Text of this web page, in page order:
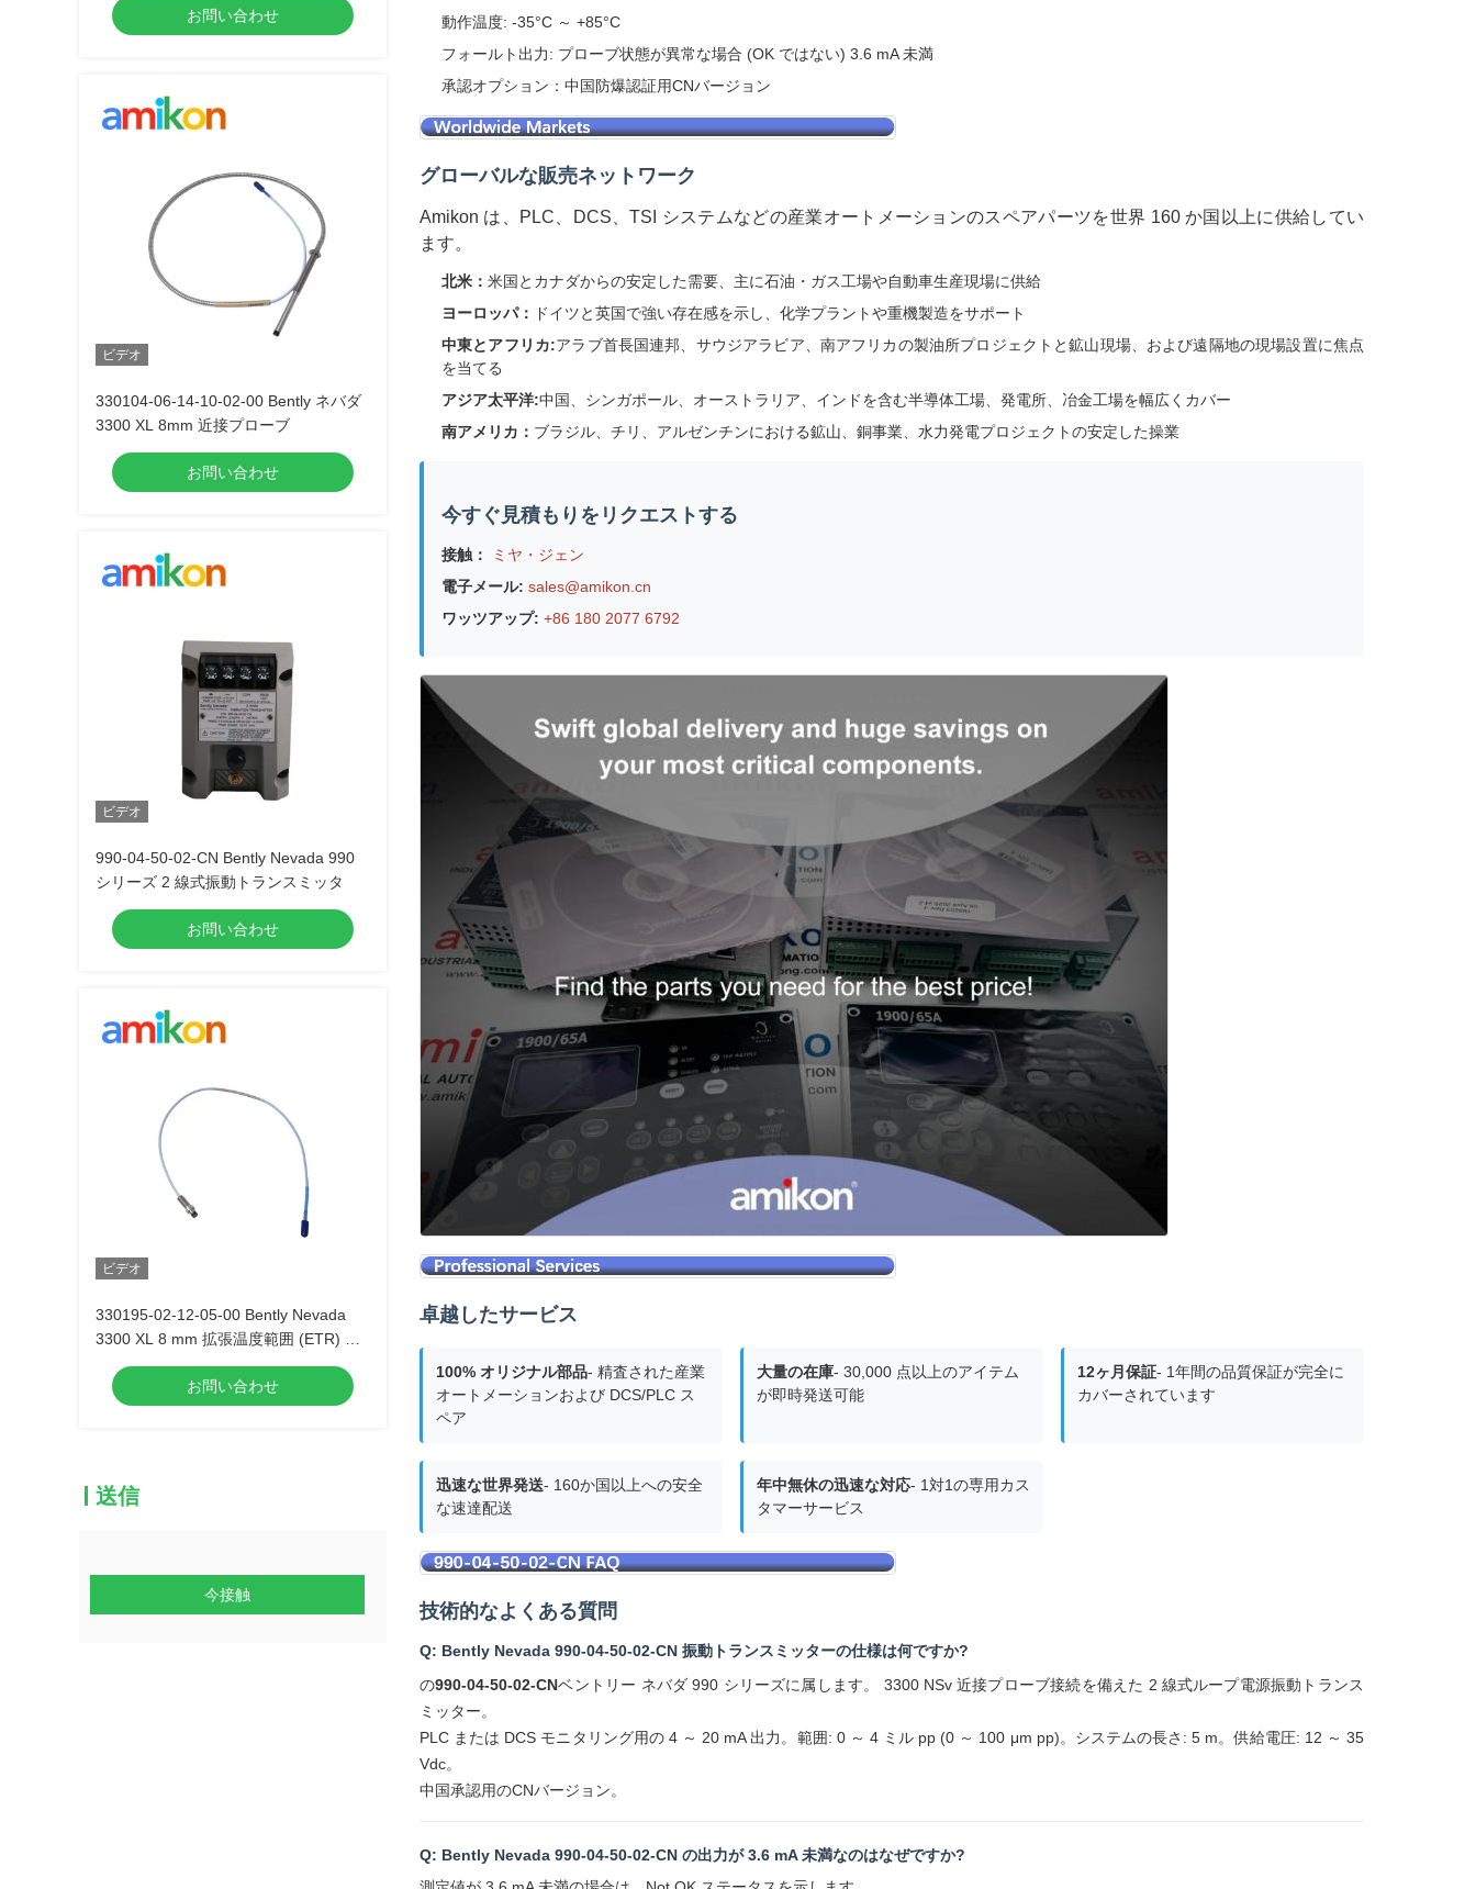
お問い合わせ
ビデオ
330104-06-14-10-02-00 Bently ネバダ
3300 XL 8mm 近接プローブ
お問い合わせ
ビデオ
990-04-50-02-CN Bently Nevada 990
シリーズ 2 線式振動トランスミッタ
お問い合わせ
ビデオ
330195-02-12-05-00 Bently Nevada
3300 XL 8 mm 拡張温度範囲 (ETR) リ
バース マウント近接プローブ
お問い合わせ
送信
今接触
動作温度: -35°C ～ +85°C
フォールト出力: プローブ状態が異常な場合 (OK ではない) 3.6 mA 未満
承認オプション：中国防爆認証用CNバージョン
グローバルな販売ネットワーク
Amikon は、PLC、DCS、TSI システムなどの産業オートメーションのスペアパーツを世界 160 か国以上に供給してい
ます。
北米： 米国とカナダからの安定した需要、主に石油・ガス工場や自動車生産現場に供給
ヨーロッパ：
ドイツと英国で強い存在感を示し、化学プラントや重機製造をサポート
中東とアフリカ:アラブ首長国連邦、サウジアラビア、南アフリカの製油所プロジェクトと鉱山現場、および遠隔地の現場設置に焦点
を当てる
アジア太平洋:中国、シンガポール、オーストラリア、インドを含む半導体工場、発電所、冶金工場を幅広くカバー
南アメリカ： ブラジル、チリ、アルゼンチンにおける鉱山、銅事業、水力発電プロジェクトの安定した操業
今すぐ見積もりをリクエストする
接触：
ミヤ・ジェン
電子メール: sales@amikon.cn
ワッツアップ: +86 180 2077 6792
卓越したサービス
100% オリジナル部品- 精査された産業
オートメーションおよび DCS/PLC ス
ペア
大量の在庫- 30,000 点以上のアイテム
が即時発送可能
12ヶ月保証- 1年間の品質保証が完全に
カバーされています
迅速な世界発送- 160か国以上への安全
な速達配送
年中無休の迅速な対応- 1対1の専用カス
タマーサービス
技術的なよくある質問
Q: Bently Nevada 990-04-50-02-CN 振動トランスミッターの仕様は何ですか?
の990-04-50-02-CNベントリー ネバダ 990 シリーズに属します。 3300 NSv 近接プローブ接続を備えた 2 線式ループ電源振動トランス
ミッター。
PLC または DCS モニタリング用の 4 ～ 20 mA 出力。範囲: 0 ～ 4 ミル pp (0 ～ 100 μm pp)。システムの長さ: 5 m。供給電圧: 12 ～ 35
Vdc。
中国承認用のCNバージョン。
Q: Bently Nevada 990-04-50-02-CN の出力が 3.6 mA 未満なのはなぜですか?